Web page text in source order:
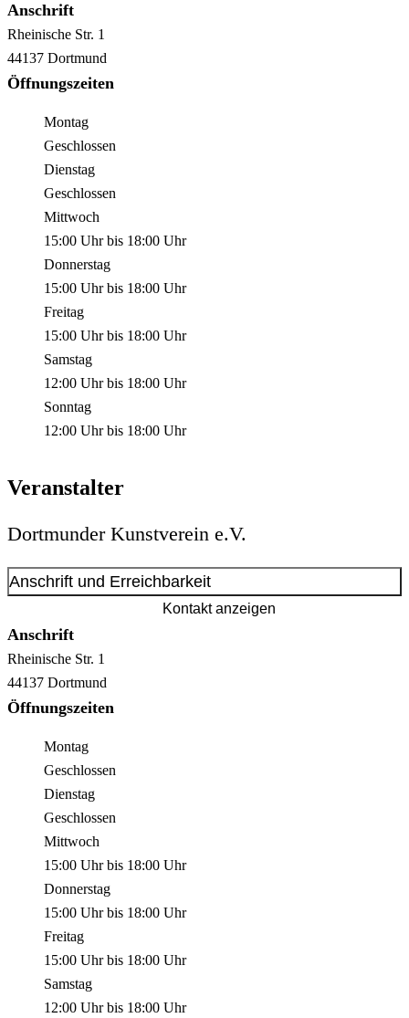
Anschrift
Rheinische Str. 1
44137 Dortmund
Öffnungszeiten
Montag
Geschlossen
Dienstag
Geschlossen
Mittwoch
15:00 Uhrbis 18:00 Uhr
Donnerstag
15:00 Uhrbis 18:00 Uhr
Freitag
15:00 Uhrbis 18:00 Uhr
Samstag
12:00 Uhrbis 18:00 Uhr
Sonntag
12:00 Uhrbis 18:00 Uhr
Veranstalter
Dortmunder Kunstverein e.V.
Anschrift und Erreichbarkeit
Kontakt anzeigen
Anschrift
Rheinische Str. 1
44137 Dortmund
Öffnungszeiten
Montag
Geschlossen
Dienstag
Geschlossen
Mittwoch
15:00 Uhrbis 18:00 Uhr
Donnerstag
15:00 Uhrbis 18:00 Uhr
Freitag
15:00 Uhrbis 18:00 Uhr
Samstag
12:00 Uhrbis 18:00 Uhr